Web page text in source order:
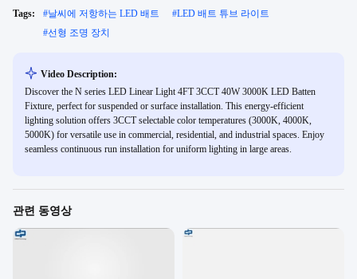
Tags: #날씨에 저항하는 LED 배트 #LED 배트 튜브 라이트
#선형 조명 장치
Video Description:
Discover the N series LED Linear Light 4FT 3CCT 40W 3000K LED Batten
Fixture, perfect for suspended or surface installation. This energy-efficient
lighting solution offers 3CCT selectable color temperatures (3000K, 4000K,
5000K) for versatile use in commercial, residential, and industrial spaces. Enjoy
seamless continuous run installation for uniform lighting in large areas.
관련 동영상